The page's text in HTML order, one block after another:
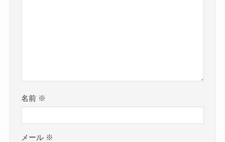
名前 ※
メール ※